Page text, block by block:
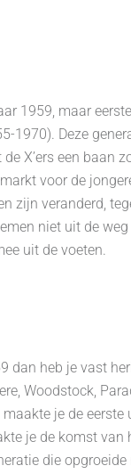
1959, maar
Deze
X’ers een baan
voor de
zijn veranderd,
niet uit de
uit de voeten.
dan heb je vast
Woodstock,
je de
je de komst
die